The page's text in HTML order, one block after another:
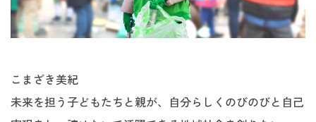
こまざき美紀
未来を担う子どもたちと親が、自分らしくのびのびと自己